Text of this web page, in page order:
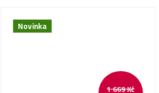
Novinka
1 669 Kč